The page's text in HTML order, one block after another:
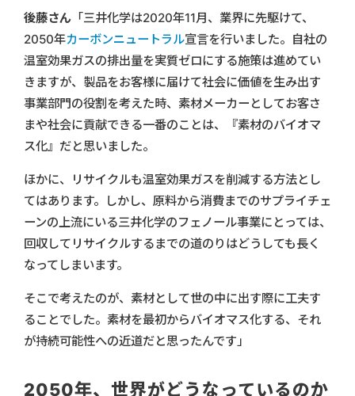
後藤さん 「三井化学は2020年11月、業界に先駆けて、
2050年カーボンニュートラル宣言を行いました。自社の
温室効果ガスの排出量を実質ゼロにする施策は進めてい
きますが、製品をお客様に届けて社会に価値を生み出す
事業部門の役割を考えた時、素材メーカーとしてお客さ
まや社会に貢献できる一番のことは、『素材のバイオマ
ス化』だと思いました。
ほかに、リサイクルも温室効果ガスを削減する方法とし
てはあります。しかし、原料から消費までのサプライチェ
ーンの上流にいる三井化学のフェノール事業にとっては、
回収してリサイクルするまでの道のりはどうしても長く
なってしまいます。
そこで考えたのが、素材として世の中に出す際に工夫す
ることでした。素材を最初からバイオマス化する、それ
が持続可能性への近道だと思ったんです」
2050年、世界がどうなっているのか